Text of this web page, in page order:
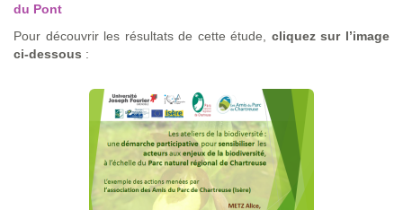
du Pont
Pour découvrir les résultats de cette étude, cliquez sur l’image
ci-dessous :